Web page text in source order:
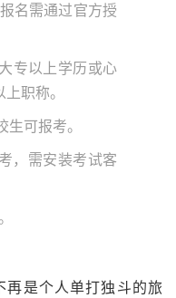
名需通过官方授
专以上学历或心
职称。
可报考。
，需安装考试客
是个人单打独斗的旅